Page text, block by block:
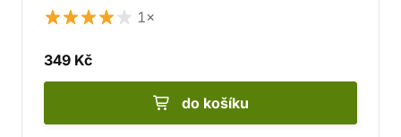
1×
349 Kč
do košíku